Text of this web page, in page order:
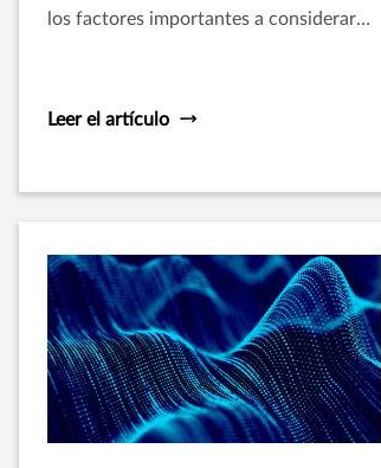
los factores importantes a considerar
un seguro puede ser la única opción
Leer el artículo